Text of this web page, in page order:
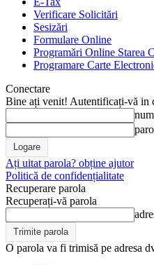
Verificare Solicitări
Sesizări
Formulare Online
Programări Online Starea
Programare Carte
Conectare
Bine ați venit! Autentificați-vă in
Ați uitat parola? obține ajutor
Politică de confidențialitate
Recuperare parola
Recuperați-vă parola
O parola va fi trimisă pe adresa